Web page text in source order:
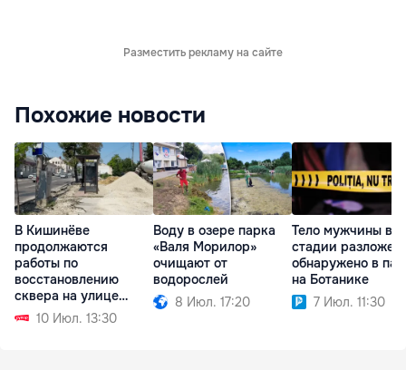
Разместить рекламу на сайте
Похожие новости
В Кишинёве
продолжаются
работы по
восстановлению
сквера на улице
Букурешть
10 Июл. 13:30
Воду в озере парка
«Валя Морилор»
очищают от
водорослей
8 Июл. 17:20
Тело мужчины в
стадии
обнаружено в
на Ботанике
7 Июл. 11:30